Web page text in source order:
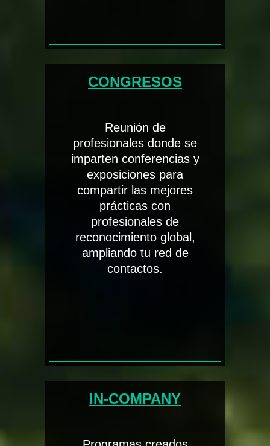
CONGRESOS
Reunión de
profesionales donde se
imparten conferencias y
exposiciones para
compartir las mejores
prácticas con
profesionales de
reconocimiento global,
ampliando tu red de
contactos.
IN-COMPANY